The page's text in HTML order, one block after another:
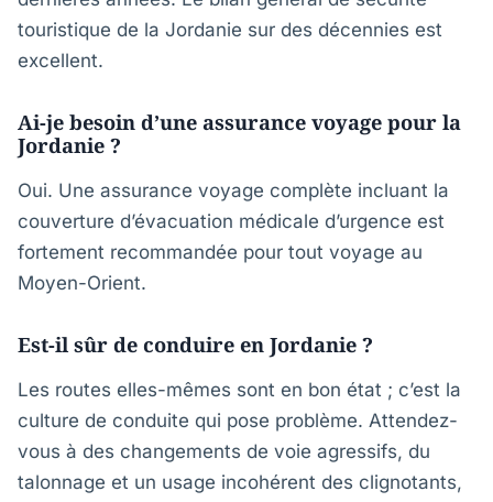
touristique de la Jordanie sur des décennies est
excellent.
Ai-je besoin d’une assurance voyage pour la
Jordanie ?
Oui. Une assurance voyage complète incluant la
couverture d’évacuation médicale d’urgence est
fortement recommandée pour tout voyage au
Moyen-Orient.
Est-il sûr de conduire en Jordanie ?
Les routes elles-mêmes sont en bon état ; c’est la
culture de conduite qui pose problème. Attendez-
vous à des changements de voie agressifs, du
talonnage et un usage incohérent des clignotants,